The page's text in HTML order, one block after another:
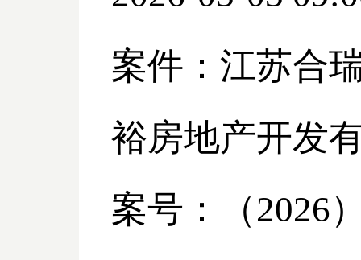
案件：江苏合
裕房地产开发
案号：（2026